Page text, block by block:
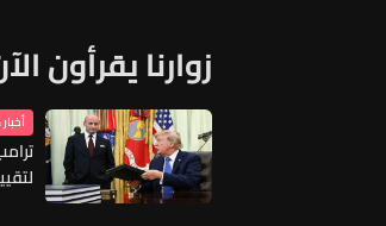
زوارنا يقرأون